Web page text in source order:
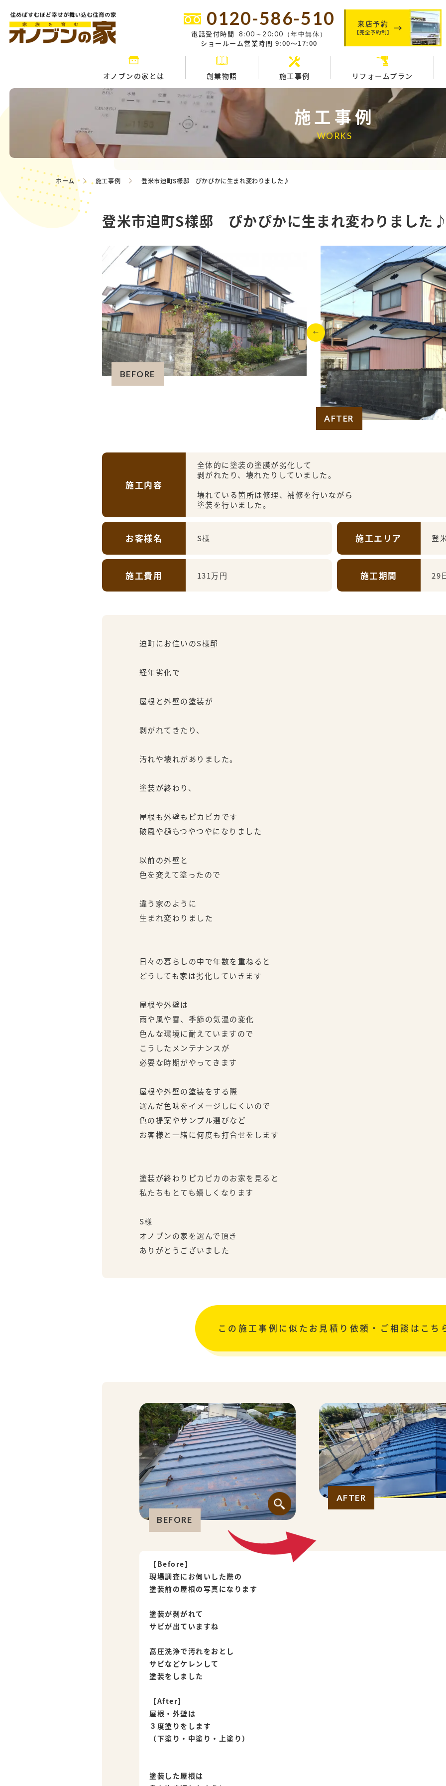
0120-586-510
電話受付時間 8:00～20:00（年中無休）
ショールーム営業時間 9:00～17:00
来店予約
【完全予約制】
オノブンの家とは 創業物語 施工事例 リフォームプラン
施工事例
WORKS
ホーム 施工事例 登米市迫町S様邸 ぴかぴかに生まれ変わりました♪
登米市迫町S様邸 ぴかぴかに生まれ変わりました
BEFORE
AFTER
施工内容
全体的に塗装の塗膜が劣化して
剥がれたり、壊れたりしていました。
壊れている箇所は修理、補修を行いながら
塗装を行いました。
お客様名 S様 施工エリア 登
施工費用 131万円 施工期間 29
迫町にお住いのS様邸
経年劣化で
屋根と外壁の塗装が
剥がれてきたり、
汚れや壊れがありました。
塗装が終わり、
屋根も外壁もピカピカです
破風や樋もつやつやになりました
以前の外壁と
色を変えて塗ったので
違う家のように
生まれ変わりました
日々の暮らしの中で年数を重ねると
どうしても家は劣化していきます
屋根や外壁は
雨や風や雪、季節の気温の変化
色んな環境に耐えていますので
こうしたメンテナンスが
必要な時期がやってきます
屋根や外壁の塗装をする際
選んだ色味をイメージしにくいので
色の提案やサンプル選びなど
お客様と一緒に何度も打合せをします
塗装が終わりピカピカのお家を見ると
私たちもとても嬉しくなります
S様
オノブンの家を選んで頂き
ありがとうございました
この施工事例に似た お見積り依頼・ご相談はこち
BEFORE
AFTER
【Before】
現場調査にお伺いした際の
塗装前の屋根の写真になります
塗装が剥がれて
サビが出ていますね
高圧洗浄で汚れをおとし
サビなどケレンして
塗装をしました
【After】
屋根・外壁は
３度塗りをします
（下塗り・中塗り・上塗り）
塗装した屋根は